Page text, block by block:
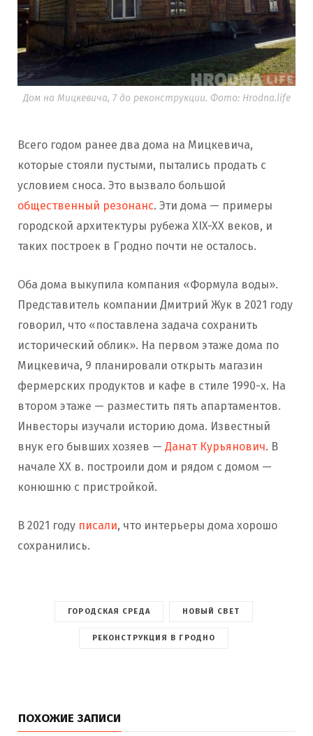
Дом на Мицкевича, 7 до реконструкции. Фото: Hrodna.life
Всего годом ранее два дома на Мицкевича,
которые стояли пустыми, пытались продать с
условием сноса. Это вызвало большой
общественный резонанс. Эти дома — примеры
городской архитектуры рубежа XIX-XX веков, и
таких построек в Гродно почти не осталось.
Оба дома выкупила компания «Формула воды».
Представитель компании Дмитрий Жук в 2021 году
говорил, что «поставлена задача сохранить
исторический облик». На первом этаже дома по
Мицкевича, 9 планировали открыть магазин
фермерских продуктов и кафе в стиле 1990-х. На
втором этаже — разместить пять апартаментов.
Инвесторы изучали историю дома. Известный
внук его бывших хозяев — Данат Курьянович. В
начале XX в. построили дом и рядом с домом —
конюшню с пристройкой.
В 2021 году писали, что интерьеры дома хорошо
сохранились.
ГОРОДСКАЯ СРЕДА НОВЫЙ СВЕТ
РЕКОНСТРУКЦИЯ В ГРОДНО
ПОХОЖИЕ ЗАПИСИ